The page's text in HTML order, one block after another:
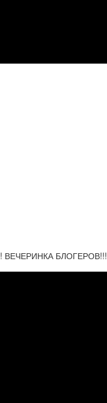
БЛОГЕРОВ!!!